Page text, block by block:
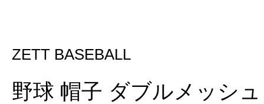
ZETT BASEBALL
野球 帽子 ダブルメッシ